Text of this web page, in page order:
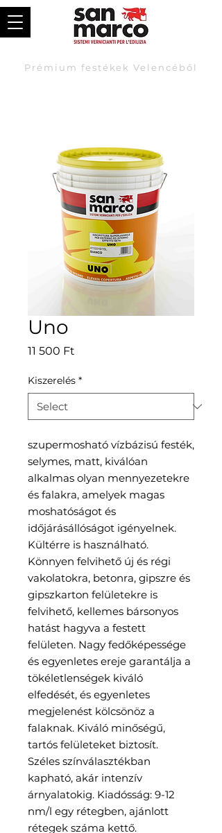
Prémium festékek Velencéből
Uno
11 500 Ft
Kiszerelés *
szupermosható vízbázisú festék,
selymes, matt, kiválóan
alkalmas olyan mennyezetekre
és falakra, amelyek magas
moshatóságot és
időjárásállóságot igényelnek.
Kültérre is használható.
Könnyen felvihető új és régi
vakolatokra, betonra, gipszre és
gipszkarton felületekre is
felvihető, kellemes bársonyos
hatást hagyva a festett
felületen. Nagy fedőképessége
és egyenletes ereje garantálja a
tökéletlenségek kiváló
elfedését, és egyenletes
megjelenést kölcsönöz a
falaknak. Kiváló minőségű,
tartós felületeket biztosít.
Széles színválasztékban
kapható, akár intenzív
árnyalatokig. Kiadósság: 9-12
nm/l egy rétegben, ajánlott
rétegek száma kettő.